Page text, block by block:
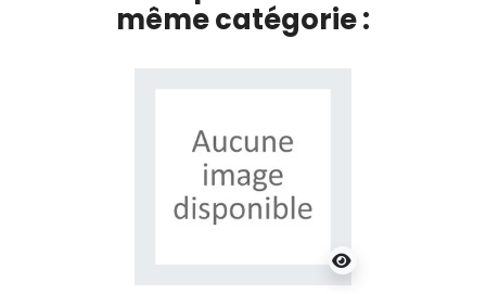
même catégorie :